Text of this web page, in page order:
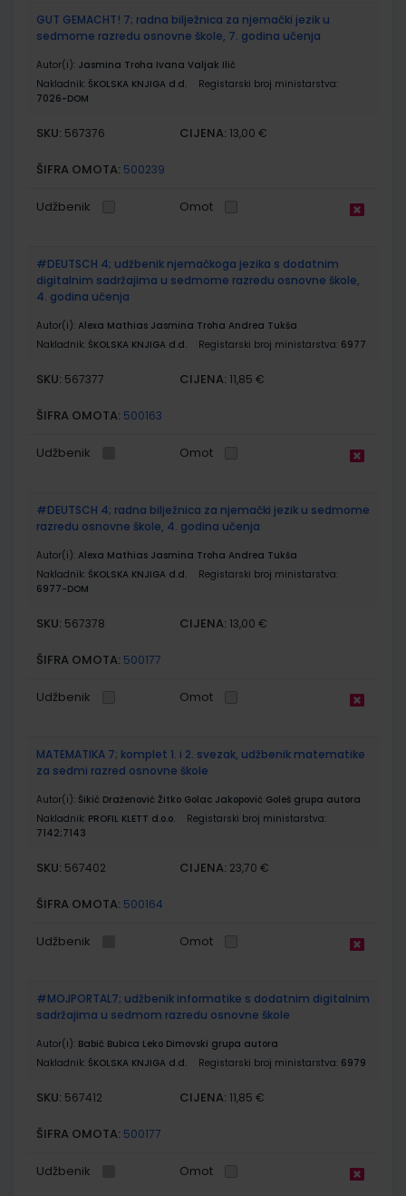
GUT GEMACHT! 7; radna bilježnica za njemački jezik u
sedmome razredu osnovne škole, 7. godina učenja
Autor(i): Jasmina Troha Ivana Valjak Ilić
Nakladnik: ŠKOLSKA KNJIGA d.d.
Registarski broj ministarstva:
7026-DOM
SKU: 567376 CIJENA: 13,00 €
ŠIFRA OMOTA: 500239
Udžbenik Omot
#DEUTSCH 4; udžbenik njemačkoga jezika s dodatnim
digitalnim sadržajima u sedmome razredu osnovne škole,
4. godina učenja
Autor(i): Alexa Mathias Jasmina Troha Andrea Tukša
Nakladnik: ŠKOLSKA KNJIGA d.d. Registarski broj ministarstva: 6977
SKU: 567377 CIJENA: 11,85 €
ŠIFRA OMOTA: 500163
Udžbenik Omot
#DEUTSCH 4; radna bilježnica za njemački jezik u sedmome
razredu osnovne škole, 4. godina učenja
Autor(i): Alexa Mathias Jasmina Troha Andrea Tukša
Nakladnik: ŠKOLSKA KNJIGA d.d.
Registarski broj ministarstva:
6977-DOM
SKU: 567378 CIJENA: 13,00 €
ŠIFRA OMOTA: 500177
Udžbenik Omot
MATEMATIKA 7; komplet 1. i 2. svezak, udžbenik matematike
za sedmi razred osnovne škole
Autor(i): Šikić Draženović Žitko Golac Jakopović Goleš grupa autora
Nakladnik: PROFIL KLETT d.o.o.
Registarski broj ministarstva:
7142;7143
SKU: 567402 CIJENA: 23,70 €
ŠIFRA OMOTA: 500164
Udžbenik Omot
#MOJPORTAL7; udžbenik informatike s dodatnim digitalnim
sadržajima u sedmom razredu osnovne škole
Autor(i): Babić Bubica Leko Dimovski grupa autora
Nakladnik: ŠKOLSKA KNJIGA d.d. Registarski broj ministarstva: 6979
SKU: 567412 CIJENA: 11,85 €
ŠIFRA OMOTA: 500177
Udžbenik Omot